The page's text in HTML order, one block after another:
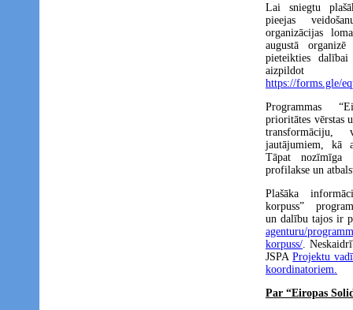
Lai sniegtu
pieejas
organizācijas
augustā
pieteikties
aizpildot
https://forms.gle/
Programmas
prioritātes vērstas
jautājumiem, kā
Tāpat
profilakse un
Plašāka
korpuss”
un dalību tajos ir
agenturu/
korpuss/.
JSPAProjektu
koordinatoriem.
Par “Eiropas